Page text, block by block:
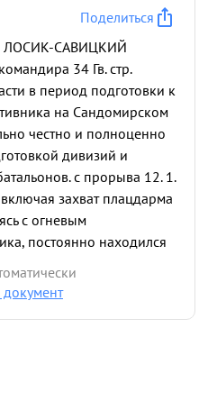
Поделиться
ЛОСИК-САВИЦКИЙ
34 Гв. стр.
в период подготовки к
на Сандомирском
честно и полноценно
дивизий и
с прорыва 12. 1.
захват плацдарма
с огневым
постоянно находился
действия частей.
боевых порядках